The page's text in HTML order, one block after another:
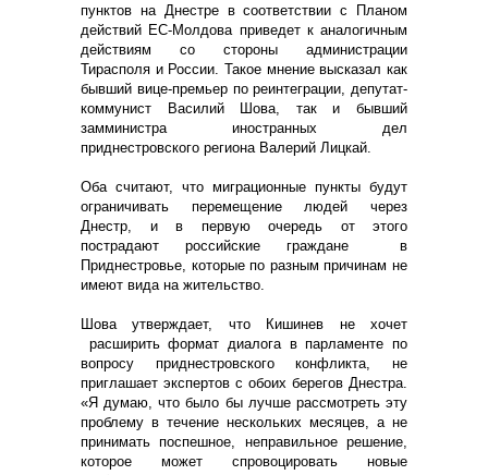
пунктов на Днестре в соответствии с Планом
действий ЕС-Молдова приведет к аналогичным
действиям со стороны администрации
Тирасполя и России. Такое мнение высказал как
бывший вице-премьер по реинтеграции, депутат-
коммунист Василий Шова, так и бывший
замминистра иностранных дел
приднестровского региона Валерий Лицкай.
Оба считают, что миграционные пункты будут
ограничивать перемещение людей через
Днестр, и в первую очередь от этого
пострадают российские граждане в
Приднестровье, которые по разным причинам не
имеют вида на жительство.
Шова утверждает, что Кишинев не хочет
расширить формат диалога в парламенте по
вопросу приднестровского конфликта, не
приглашает экспертов с обоих берегов Днестра.
«Я думаю, что было бы лучше рассмотреть эту
проблему в течение нескольких месяцев, а не
принимать поспешное, неправильное решение,
которое может спровоцировать новые